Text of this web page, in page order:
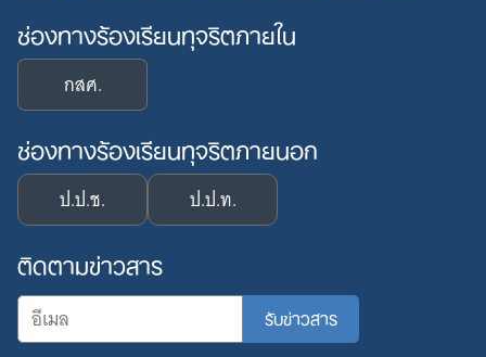
ช่องทางร้องเรียนทุจริตภายใน
กสศ.
ช่องทางร้องเรียนทุจริตภายนอก
ป.ป.ช. ป.ป.ท.
ติดตามข่าวสาร